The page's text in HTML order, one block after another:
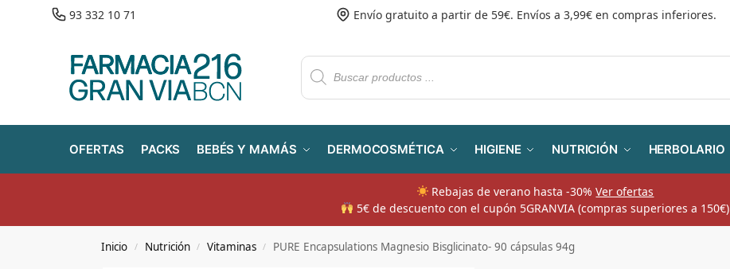
93 332 10 71 Envío gratuito a partir de 59€. Envíos a 3,99€ en compras inferiores.
OFERTAS PACKS BEBÉS Y MAMÁS DERMOCOSMÉTICA HIGIENE NUTRICIÓN HERBOLARIO
Rebajas de verano hasta -30%Ver ofertas
​ 5€ de descuento con el cupón 5GRANVIA (compras superiores a 150€)
Inicio / Nutrición / Vitaminas / PURE Encapsulations Magnesio Bisglicinato- 90 cápsulas 94g